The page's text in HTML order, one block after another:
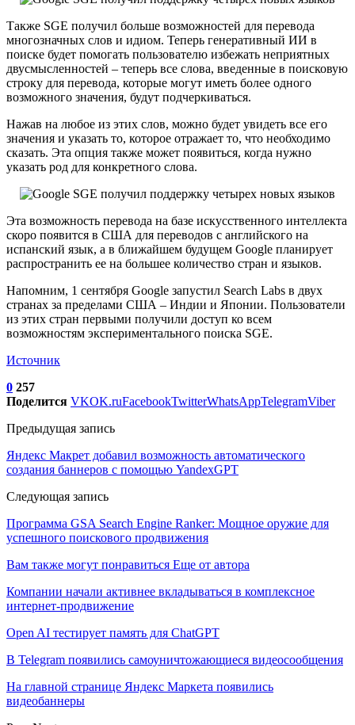
Также SGE получил больше возможностей для перевода
многозначных слов и идиом. Теперь генеративный ИИ в
поиске будет помогать пользователю избежать неприятных
двусмысленностей – теперь все слова, введенные в поисковую
строку для перевода, которые могут иметь более одного
возможного значения, будут подчеркиваться.
Нажав на любое из этих слов, можно будет увидеть все его
значения и указать то, которое отражает то, что необходимо
сказать. Эта опция также может появиться, когда нужно
указать род для конкретного слова.
Эта возможность перевода на базе искусственного интеллекта
скоро появится в США для переводов с английского на
испанский язык, а в ближайшем будущем Google планирует
распространить ее на большее количество стран и языков.
Напомним, 1 сентября Google запустил Search Labs в двух
странах за пределами США – Индии и Японии. Пользователи
из этих стран первыми получили доступ ко всем
возможностям экспериментального поиска SGE.
Источник
0 257
Поделится VKOK.ruFacebookTwitterWhatsAppTelegramViber
Предыдущая запись
Яндекс Макрет добавил возможность автоматического
создания баннеров с помощью YandexGPT
Следующая запись
Программа GSA Search Engine Ranker: Мощное оружие для
успешного поискового продвижения
Вам также могут понравиться Еще от автора
Компании начали активнее вкладываться в комплексное
интернет-продвижение
Open AI тестирует память для ChatGPT
В Telegram появились самоуничтожающиеся видеосообщения
На главной странице Яндекс Маркета появились
видеобаннеры